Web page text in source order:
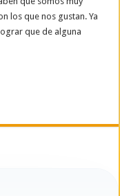
los que nos gustan. Ya
que de alguna